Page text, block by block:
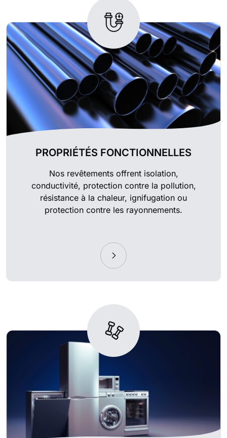
PROPRIÉTÉS FONCTIONNELLES
Nos revêtements offrent isolation,
conductivité, protection contre la pollution,
résistance à la chaleur, ignifugation ou
protection contre les rayonnements.